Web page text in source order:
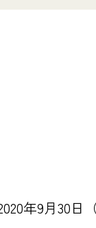
年9月30日（